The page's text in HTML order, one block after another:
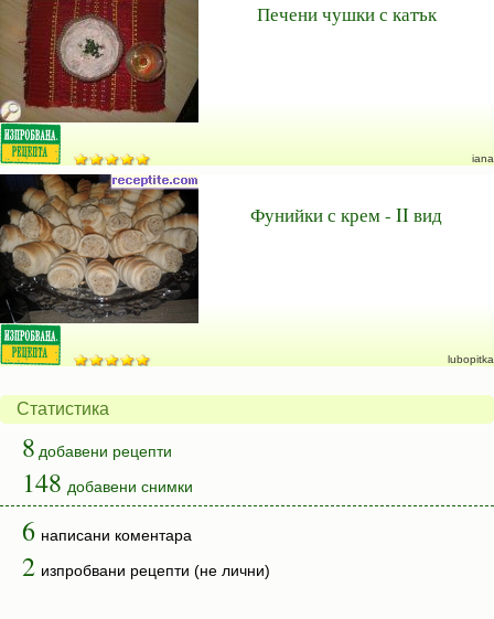
Печени чушки с катък
iana
Фунийки с крем - II вид
lubopitka
Статистика
8 добавени рецепти
148 добавени снимки
6 написани коментара
2 изпробвани рецепти (не лични)